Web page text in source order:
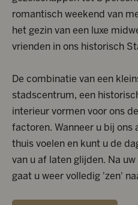
romantisch weekend van
het gezin van een luxe
vrienden in ons historisch
De combinatie van een
stadscentrum, een
interieur vormen voor ons
factoren. Wanneer u bij
thuis voelen en kunt u de
van u af laten glijden. Na
gaat u weer volledig 'zen'